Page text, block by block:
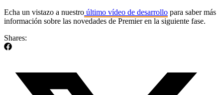
Echa un vistazo a nuestro último vídeo de desarrollo para saber más
información sobre las novedades de Premier en la siguiente fase.
Shares: